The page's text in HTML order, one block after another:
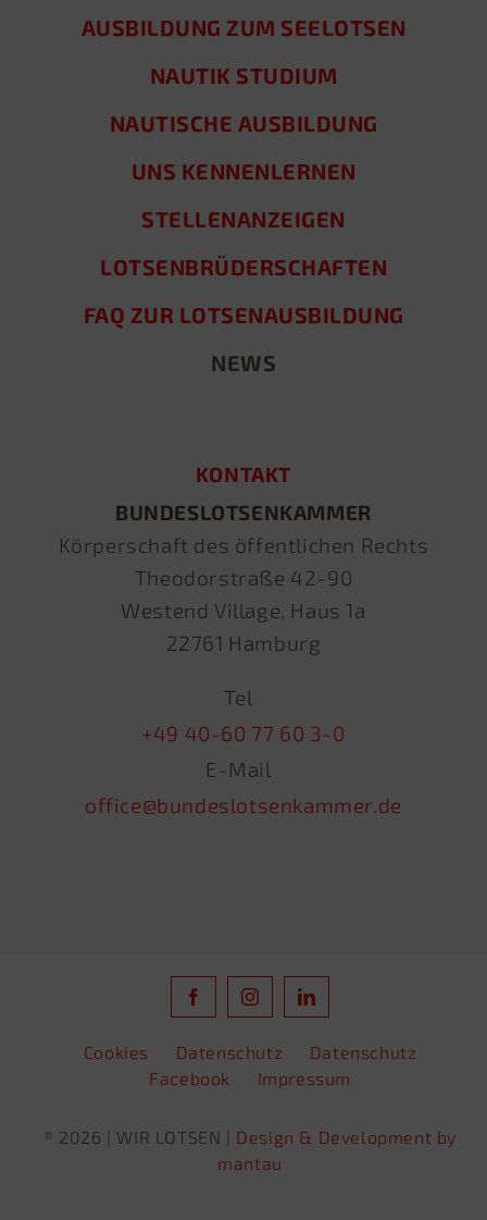
AUSBILDUNG ZUM SEELOTSEN
NAUTIK STUDIUM
NAUTISCHE AUSBILDUNG
UNS KENNENLERNEN
STELLENANZEIGEN
LOTSENBRÜDERSCHAFTEN
FAQ ZUR LOTSENAUSBILDUNG
NEWS
KONTAKT
BUNDESLOTSENKAMMER
Körperschaft des öffentlichen Rechts
Theodorstraße 42-90
Westend Village, Haus 1a
22761 Hamburg
Tel
+49 40-60 77 60 3-0
E-Mail
office@bundeslotsenkammer.de
® 2026 | WIR LOTSEN | Design & Development by
mantau
Cookies Datenschutz
Datenschutz
Facebook
Impressum